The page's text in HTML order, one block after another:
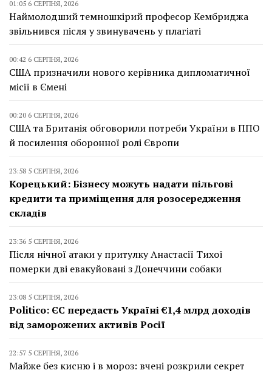
01:05 6 СЕРПНЯ, 2026
Наймолодший темношкірий професор Кембриджа
звільнився після у звинувачень у плагіаті
00:42 6 СЕРПНЯ, 2026
США призначили нового керівника дипломатичної
місії в Ємені
00:20 6 СЕРПНЯ, 2026
США та Британія обговорили потреби України в ППО
й посилення оборонної ролі Європи
23:58 5 СЕРПНЯ, 2026
Корецький: Бізнесу можуть надати пільгові
кредити та приміщення для розосередження
складів
23:36 5 СЕРПНЯ, 2026
Після нічної атаки у притулку Анастасії Тихої
померки дві евакуйовані з Донеччини собаки
23:08 5 СЕРПНЯ, 2026
Politico: ЄС передасть Україні €1,4 млрд доходів
від заморожених активів Росії
22:57 5 СЕРПНЯ, 2026
Майже без кисню і в мороз: вчені розкрили секрет